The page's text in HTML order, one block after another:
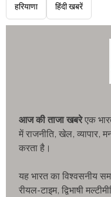
हरियाणा हिंदी खबरें
आज की ताजा खबरेएक
में राजनीति, खेल, व्यापार,
करता है।
यह भारत का विश्वसनीय
रीयल-टाइम, द्विभाषी